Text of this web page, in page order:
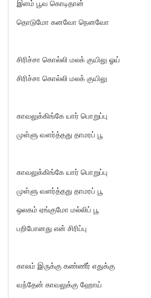
இளம் பூவ கொடிதான்
தொடுமோ கனவோ நெனவோ
சிரிச்சா கொல்லி மலக் குயிலு ஓய்
சிரிச்சா கொல்லி மலக் குயிலு
காவலுக்கிங்கே யார் பொறுப்பு
முள்ளு வளர்த்தது தாமரப் பூ
காவலுக்கிங்கே யார் பொறுப்பு
முள்ளு வளர்த்தது தாமரப் பூ
ஒலகம் ஏங்குமோ மல்லிப் பூ
பறிபோனது என் சிரிப்பு
காலம் இருக்கு கண்ணீர் எதுக்கு
வந்தேன் காவலுக்கு ஹோய்